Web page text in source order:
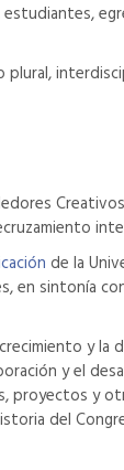
de la
en sintonía
y
y el
proyectos y
del